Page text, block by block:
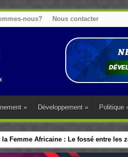
nous? Nous contacter
Afrique et dans le monde.
» Développement » Politique
Femme Africaine : Le fossé entre les